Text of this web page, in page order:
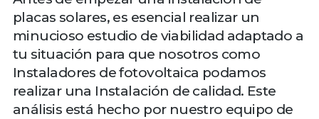
placas solares, es esencial realizar un
minucioso estudio de viabilidad adaptado a
tu situación para que nosotros como
Instaladores de fotovoltaica podamos
realizar una Instalación de calidad. Este
análisis está hecho por nuestro equipo de